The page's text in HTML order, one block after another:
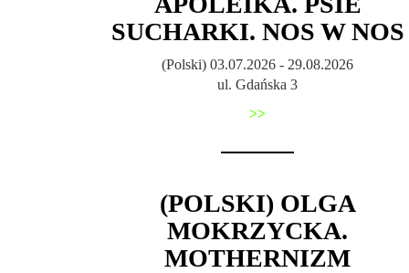
SUCHARKI. NOS W NOS
(Polski) 03.07.2026 - 29.08.2026
ul. Gdańska 3
>>
(POLSKI) OLGA
MOKRZYCKA.
MOTHERNIZM